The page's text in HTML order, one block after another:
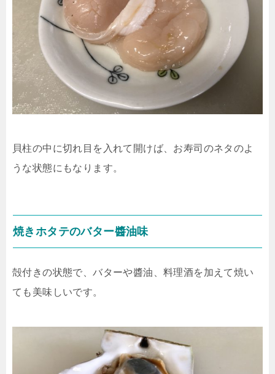
貝柱の中に切れ目を入れて開けば、お寿司のネタのよ
うな状態にもなります。
焼きホタテのバター醬油味
殻付きの状態で、バターや醬油、料理酒を加えて焼い
ても美味しいです。